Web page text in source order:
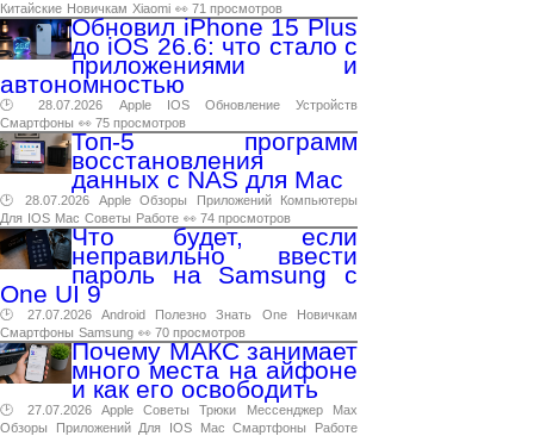
Китайские Новичкам Xiaomi 👀 71 просмотров
Обновил iPhone 15 Plus
до iOS 26.6: что стало с
приложениями и
автономностью
🕑 28.07.2026 Apple IOS Обновление
Устройств
Смартфоны 👀 75 просмотров
Топ-5 программ
восстановления
данных с NAS для Mac
🕑 28.07.2026 Apple Обзоры Приложений
Компьютеры
Для IOS Mac Советы Работе 👀 74 просмотров
Что будет, если
неправильно ввести
пароль на Samsung с
One UI 9
🕑 27.07.2026 Android Полезно Знать One
Новичкам
Смартфоны Samsung 👀 70 просмотров
Почему МАКС занимает
много места на айфоне
и как его освободить
🕑 27.07.2026 Apple Советы Трюки Мессенджер
Max
Обзоры
Приложений Для IOS Mac Смартфоны
Работе